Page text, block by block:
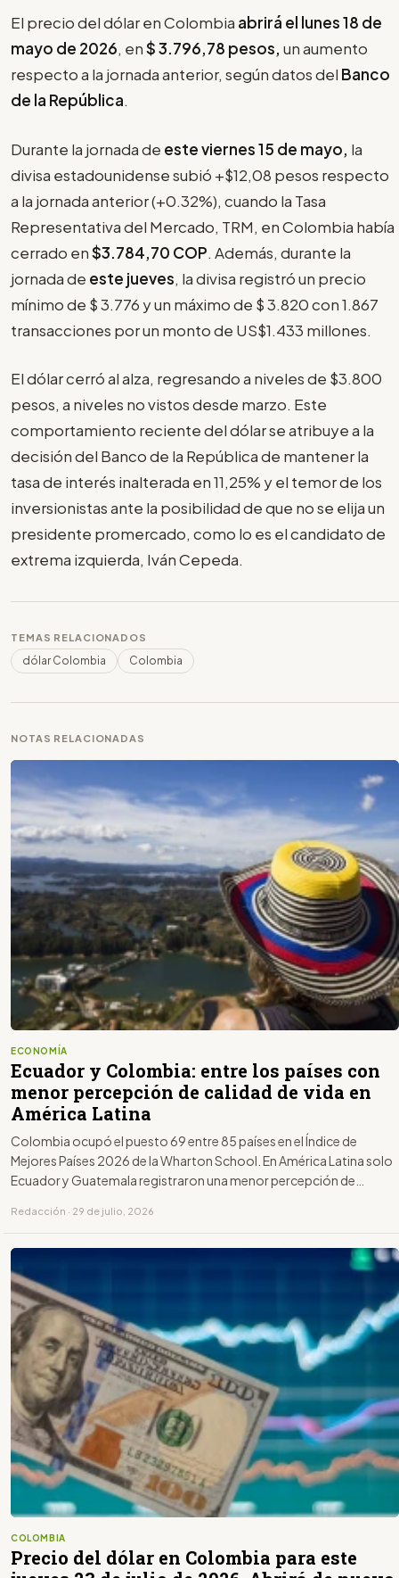
El precio del dólar en Colombia abrirá el lunes 18 de
mayo de 2026, en$3.796,78 pesos, un aumento
respecto a la jornada anterior, según datos del Banco
de la República.
Durante la jornada de este viernes 15 de mayo, la
divisa estadounidense subió +$12,08 pesos respecto
a la jornada anterior (+0.32%), cuando la Tasa
Representativa del Mercado, TRM, en Colombia había
cerrado en$3.784,70 COP. Además, durante la
jornada de este jueves, la divisa registró un precio
mínimo de $ 3.776 y un máximo de $ 3.820 con 1.867
transacciones por un monto de US$1.433 millones.
El dólar cerró al alza, regresando a niveles de $3.800
pesos, a niveles no vistos desde marzo. Este
comportamiento reciente del dólar se atribuye a la
decisión del Banco de la República de mantener la
tasa de interés inalterada en 11,25% y el temor de los
inversionistas ante la posibilidad de que no se elija un
presidente promercado, como lo es el candidato de
extrema izquierda, Iván Cepeda.
TEMAS RELACIONADOS
dólar Colombia Colombia
NOTAS RELACIONADAS
ECONOMÍA
Ecuador y Colombia: entre los países con
menor percepción de calidad de vida en
América Latina
Colombia ocupó el puesto 69 entre 85 países en el Índice de
Mejores Países 2026 de la Wharton School. En América Latina solo
Ecuador y Guatemala registraron una menor percepción de
Redacción · 29 de julio, 2026
COLOMBIA
Precio del dólar en Colombia para este